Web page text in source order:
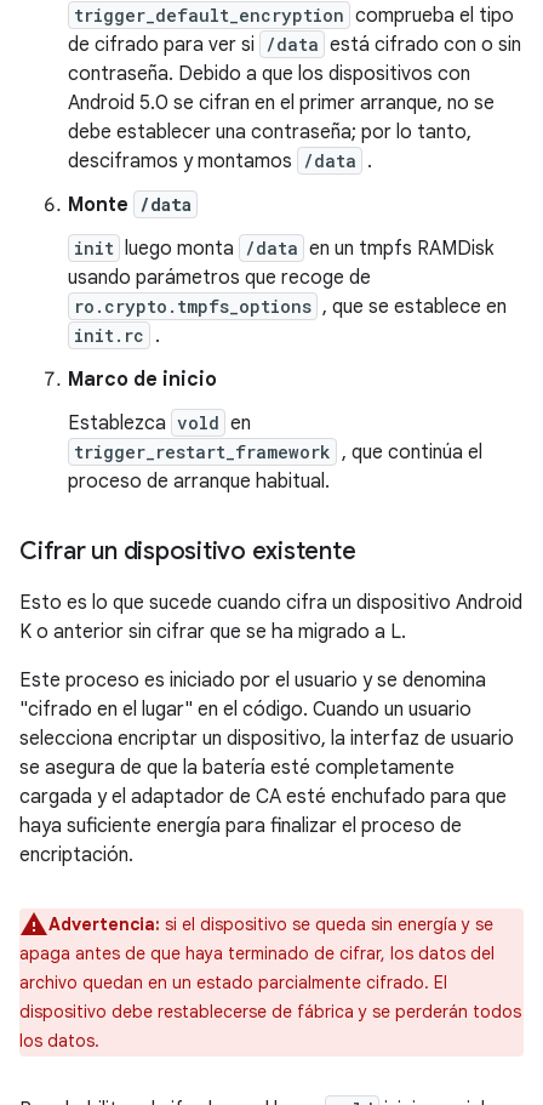
trigger_default_encryption comprueba el tipo
de cifrado para ver si
/data está cifrado con o sin
contraseña. Debido a que los dispositivos con
Android 5.0 se cifran en el primer arranque, no se
debe establecer una contraseña; por lo tanto,
desciframos y montamos
/data .
Monte /data
init luego monta /data en un tmpfs RAMDisk
usando parámetros que recoge de
ro.crypto.tmpfs_options , que se establece en
init.rc .
Marco de inicio
Establezca vold en
trigger_restart_framework , que continúa el
proceso de arranque habitual.
Cifrar un dispositivo existente
Esto es lo que sucede cuando cifra un dispositivo Android
K o anterior sin cifrar que se ha migrado a L.
Este proceso es iniciado por el usuario y se denomina
"cifrado en el lugar" en el código. Cuando un usuario
selecciona encriptar un dispositivo, la interfaz de usuario
se asegura de que la batería esté completamente
cargada y el adaptador de CA esté enchufado para que
haya suficiente energía para finalizar el proceso de
encriptación.
Advertencia: si el dispositivo se queda sin energía y se
apaga antes de que haya terminado de cifrar, los datos del
archivo quedan en un estado parcialmente cifrado. El
dispositivo debe restablecerse de fábrica y se perderán todos
los datos.